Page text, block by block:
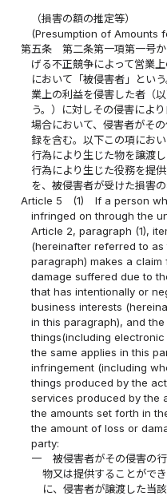
（損害の額の推定等）
(Presumption of Amounts
第五条
第二条第一項第一号
げる不正競争によって営業
において「被侵害者」とい
業上の利益を侵害した者（
う。）に対しその侵害によ
場合において、侵害者がそ
録を含む。以下この項にお
行為により生じた物を譲渡
行為により生じた役務を提
を、被侵害者が受けた損害
Article 5
(1)
If a person
infringed on through the
Article 2, paragraph (1),
(hereinafter referred to
paragraph) makes a
damage suffered due to
that has intentionally or
business interests
in this paragraph), and
things(including
the same applies in this
infringement (including
things produced by the
services produced by the
the amounts set forth in
the amount of loss or
party:
一
被侵害者がその侵害の
物又は提供することがで
に、侵害者が譲渡した当